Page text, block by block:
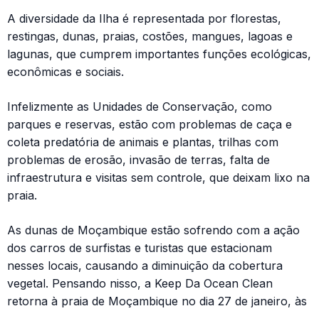
A diversidade da Ilha é representada por florestas,
restingas, dunas, praias, costões, mangues, lagoas e
lagunas, que cumprem importantes funções ecológicas,
econômicas e sociais.
Infelizmente as Unidades de Conservação, como
parques e reservas, estão com problemas de caça e
coleta predatória de animais e plantas, trilhas com
problemas de erosão, invasão de terras, falta de
infraestrutura e visitas sem controle, que deixam lixo na
praia.
As dunas de Moçambique estão sofrendo com a ação
dos carros de surfistas e turistas que estacionam
nesses locais, causando a diminuição da cobertura
vegetal. Pensando nisso, a Keep Da Ocean Clean
retorna à praia de Moçambique no dia 27 de janeiro, às